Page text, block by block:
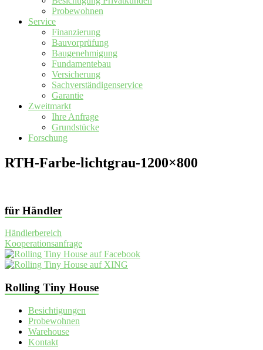
Probewohnen
Service
Finanzierung
Bauvorprüfung
Baugenehmigung
Fundamentebau
Versicherung
Sachverständigenservice
Garantie
Zweitmarkt
Ihre Anfrage
Grundstücke
Forschung
RTH-Farbe-lichtgrau-1200×800
für Händler
Händlerbereich
Kooperationsanfrage
Rolling Tiny House
Besichtigungen
Probewohnen
Warehouse
Kontakt